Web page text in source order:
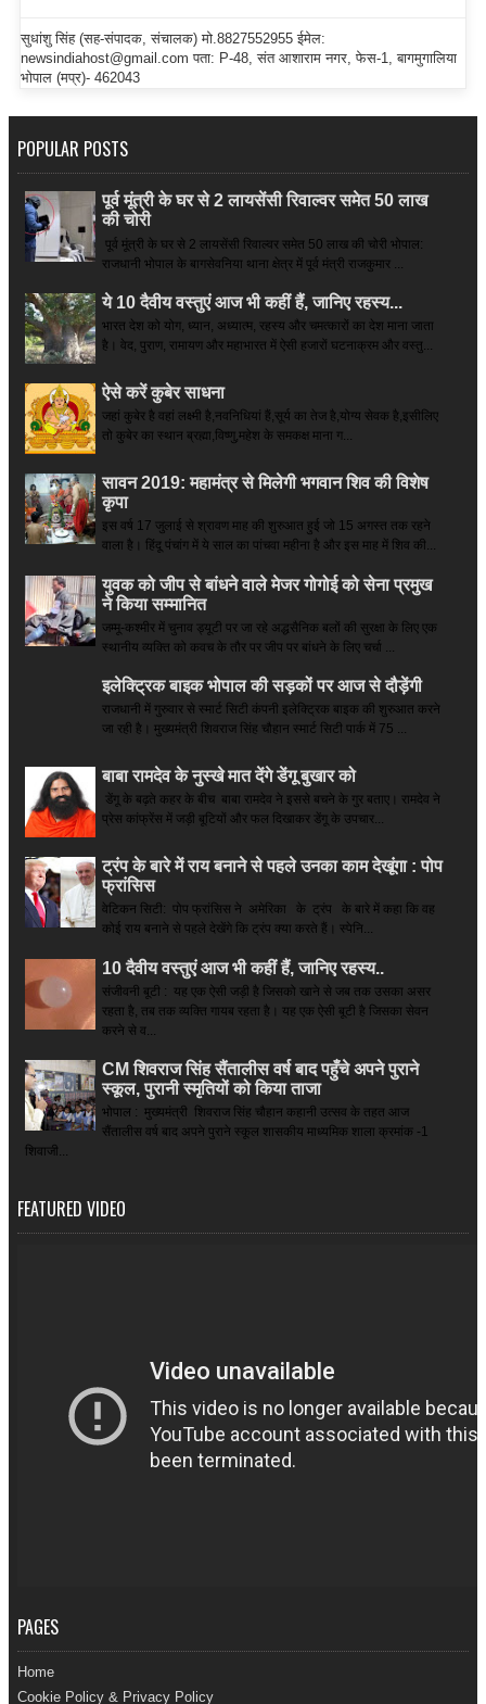
सुधांशु सिंह (सह-संपादक, संचालक) मो.8827552955 ईमेल:
newsindiahost@gmail.com पता: P-48, संत आशाराम नगर, फेस-1, बागमुगालिया
भोपाल (मप्र)- 462043
POPULAR POSTS
पूर्व मूंत्री के घर से 2 लायसेंसी रिवाल्वर समेत 50 लाख
की चोरी
पूर्व मूंत्री के घर से 2 लायसेंसी रिवाल्वर समेत 50 लाख की चोरी भोपाल:
राजधानी भोपाल के बागसेवनिया थाना क्षेत्र में पूर्व मंत्री राजकुमार ...
ये 10 दैवीय वस्तुएं आज भी कहीं हैं, जानिए रहस्य...
भारत देश को योग, ध्यान, अध्यात्म, रहस्य और चमत्कारों का देश माना जाता
है। वेद, पुराण, रामायण और महाभारत में ऐसी हजारों घटनाक्रम और वस्तु...
ऐसे करें कुबेर साधना
जहां कुबेर है­ वहां लक्ष्मी है,नवनिधियां हैं,सूर्य का तेज है,योग्य सेवक है,इसीलिए
तो कुबेर का स्थान ब्रह्मा,विष्णु,महेश के समकक्ष माना ग...
सावन 2019: महामंत्र से मिलेगी भगवान शिव की विशेष
कृपा
इस वर्ष 17 जुलाई से श्रावण माह की शुरुआत हुई जो 15 अगस्त तक रहने
वाला है। हिंदू पंचांग में ये साल का पांचवा महीना है और इस माह में शिव की...
युवक को जीप से बांधने वाले मेजर गोगोई को सेना प्रमुख
ने किया सम्‍मानित
जम्मू-कश्मीर में चुनाव ड्यूटी पर जा रहे अद्धसैनिक बलों की सुरक्षा के लिए एक
स्थानीय व्यक्ति को कवच के तौर पर जीप पर बांधने के लिए चर्चा ...
इलेक्ट्रिक बाइक भोपाल की सड़कों पर आज से दौड़ेंगी
राजधानी में गुरुवार से स्मार्ट सिटी कंपनी इलेक्ट्रिक बाइक की शुरुआत करने
जा रही है। मुख्यमंत्री शिवराज सिंह चौहान स्मार्ट सिटी पार्क में 75 ...
बाबा रामदेव के नुस्खे मात देंगे डेंगू बुखार को
डेंगू के बढ़ते कहर के बीच बाबा रामदेव ने इससे बचने के गुर बताए। रामदेव ने
प्रेस कांफ्रेंस में जड़ी बूटियों और फल दिखाकर डेंगू के उपचार...
ट्रंप के बारे में राय बनाने से पहले उनका काम देखूंगा : पोप
फ्रांसिस
वेटिकन सिटी: पोप फ्रांसिस ने अमेरिका के ट्रंप के बारे में कहा कि वह
कोई राय बनाने से पहले देखेंगे कि ट्रंप क्या करते हैं। स्पेनि...
10 दैवीय वस्तुएं आज भी कहीं हैं, जानिए रहस्य..
संजीवनी बूटी : यह एक ऐसी जड़ी है जिसको खाने से जब तक उसका असर
रहता है, तब तक व्यक्ति गायब रहता है। यह एक ऐसी बूटी है जिसका सेवन
करने से व...
CM शिवराज सिंह सैंतालीस वर्ष बाद पहुँचे अपने पुराने
स्कूल, पुरानी स्मृतियों को किया ताजा
भोपाल : मुख्यमंत्री शिवराज सिंह चौहान कहानी उत्सव के तहत आज
सैंतालीस वर्ष बाद अपने पुराने स्कूल शासकीय माध्यमिक शाला क्रमांक -1
शिवाजी...
FEATURED VIDEO
PAGES
Home
Cookie Policy & Privacy Policy